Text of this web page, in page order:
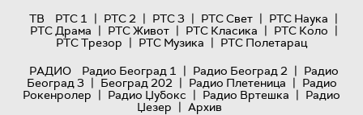
ТВ
РТС 1 | РТС 2 | РТС 3 | РТС Свет | РТС Наука |
РТС Драма | РТС Живот | РТС Класика | РТС Коло |
РТС Трезор | РТС Музика | РТС Полетарац
РАДИО
Радио Београд 1 | Радио Београд 2 | Радио
Београд 3 | Београд 202 | Радио Плетеница | Радио
Рокенролер | Радио Џубокс | Радио Вртешка | Радио
Џезер | Архив